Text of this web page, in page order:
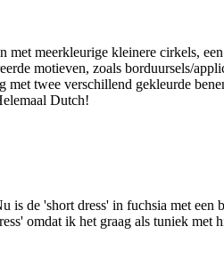
met meerkleurige kleinere cirkels,
motieven, zoals borduursels/
twee verschillend gekleurde
Dutch!
de 'short dress' in fuchsia met een
omdat ik het graag als tuniek met